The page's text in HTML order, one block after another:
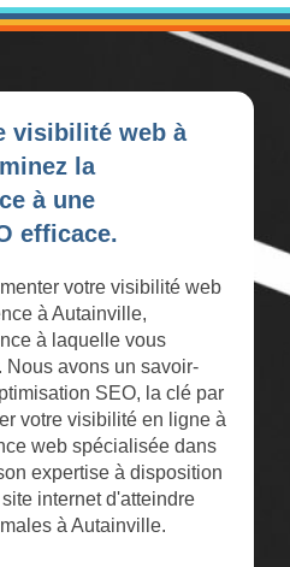
visibilité web à
la
à une
efficace.
votre visibilité web
à Autainville,
à laquelle vous
Nous avons un savoir-
SEO, la clé par
votre visibilité en ligne à
web spécialisée dans
expertise à disposition
internet d'atteindre
à Autainville.